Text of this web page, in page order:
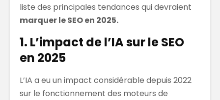
liste des principales tendances qui devraient
marquer le SEO en 2025.
1. L’impact de l’IA sur le SEO
en 2025
L’IA a eu un impact considérable depuis 2022
sur le fonctionnement des moteurs de